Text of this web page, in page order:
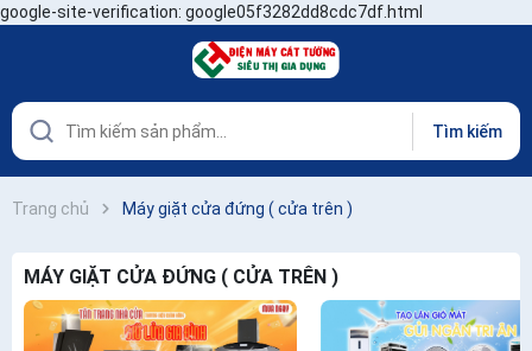
google-site-verification: google05f3282dd8cdc7df.html
Tìm kiếm
Trang chủ Máy giặt cửa đứng ( cửa trên )
MÁY GIẶT CỬA ĐỨNG ( CỬA TRÊN )